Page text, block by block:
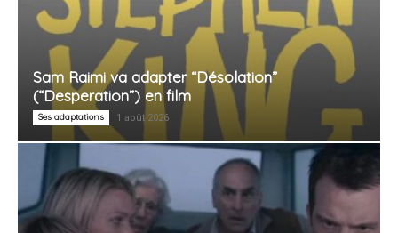
Sam Raimi va adapter “Désolation”
(“Desperation”) en film
Ses adaptations 1 août 2026